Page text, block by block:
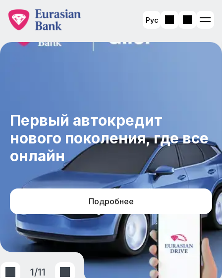
Рус
Первый автокредит
нового поколения, где все
онлайн
Подробнее
1/11